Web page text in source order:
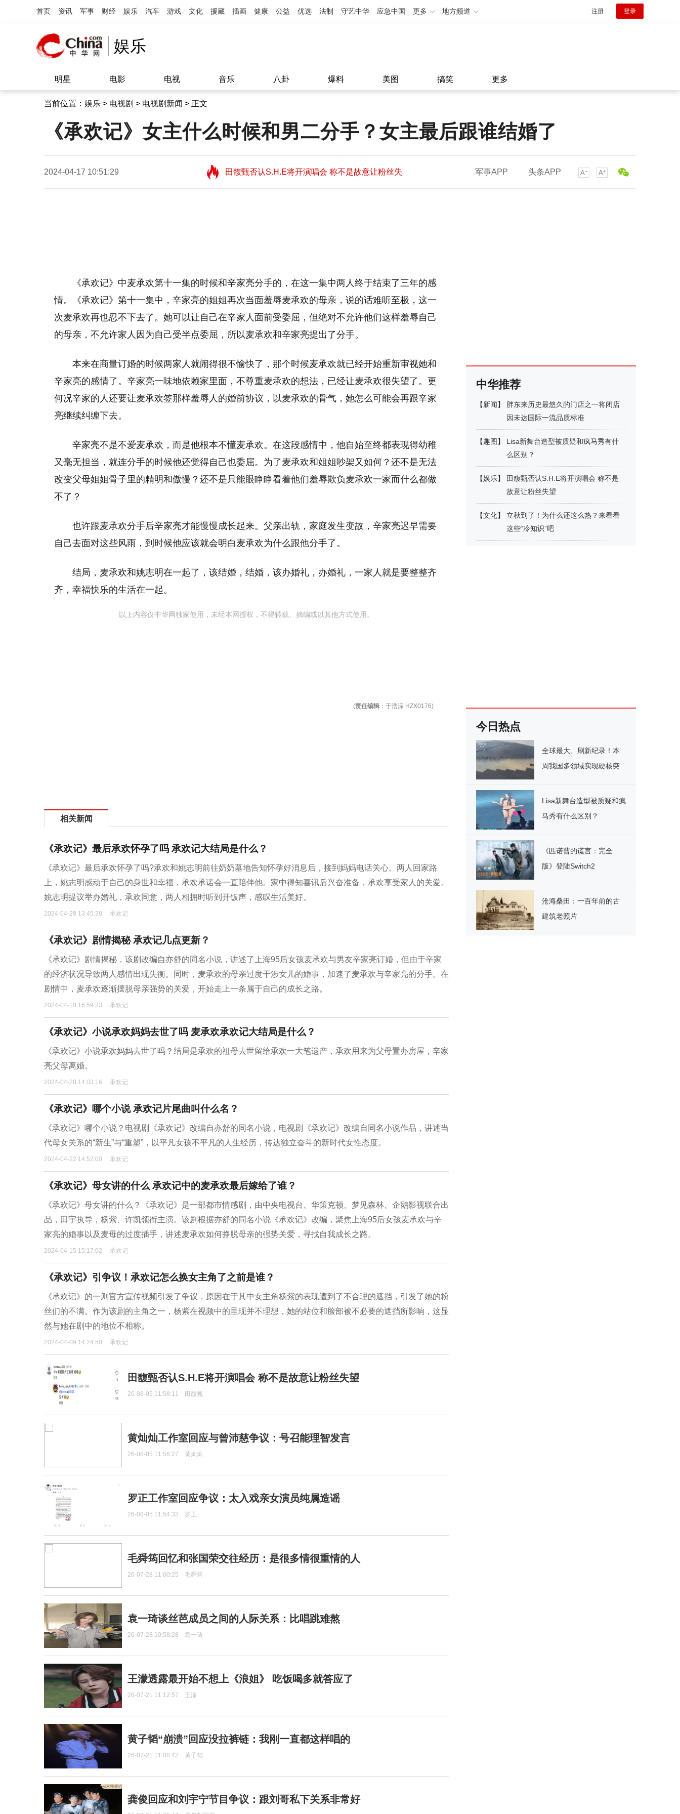
首页 资讯 军事 财经 娱乐 汽车 游戏 文化 援藏 插画 健康 公益 优选 法制 守艺中华 应急中国 更多 地方频道 注册 登录
娱乐
明星 电影 电视 音乐 八卦 爆料 美图 搞笑 更多
当前位置： 娱乐 > 电视剧 > 电视剧新闻 > 正文
《承欢记》女主什么时候和男二分手？女主最后跟谁结婚了
2024-04-17 10:51:29
望11:08
田馥甄否认S.H.E将开演唱会 称不是故意让粉丝失
军事APP 头条APP
《承欢记》中麦承欢第十一集的时候和辛家亮分手的，在这一集中两人终于结束了三年的感
情。《承欢记》第十一集中，辛家亮的姐姐再次当面羞辱麦承欢的母亲，说的话难听至极，这一
次麦承欢再也忍不下去了。她可以让自己在辛家人面前受委屈，但绝对不允许他们这样羞辱自己
的母亲，不允许家人因为自己受半点委屈，所以麦承欢和辛家亮提出了分手。
本来在商量订婚的时候两家人就闹得很不愉快了，那个时候麦承欢就已经开始重新审视她和
辛家亮的感情了。辛家亮一味地依赖家里面，不尊重麦承欢的想法，已经让麦承欢很失望了。更
何况辛家的人还要让麦承欢签那样羞辱人的婚前协议，以麦承欢的骨气，她怎么可能会再跟辛家
亮继续纠缠下去。
辛家亮不是不爱麦承欢，而是他根本不懂麦承欢。在这段感情中，他自始至终都表现得幼稚
又毫无担当，就连分手的时候他还觉得自己也委屈。为了麦承欢和姐姐吵架又如何？还不是无法
改变父母姐姐骨子里的精明和傲慢？还不是只能眼睁睁看着他们羞辱欺负麦承欢一家而什么都做
不了？
也许跟麦承欢分手后辛家亮才能慢慢成长起来。父亲出轨，家庭发生变故，辛家亮迟早需要
自己去面对这些风雨，到时候他应该就会明白麦承欢为什么跟他分手了。
结局，麦承欢和姚志明在一起了，该结婚，结婚，该办婚礼，办婚礼，一家人就是要整整齐
齐，幸福快乐的生活在一起。
以上内容仅中华网独家使用，未经本网授权，不得转载、摘编或以其他方式使用。
(责任编辑 ：于浩淙 HZX0176)
相关新闻
《承欢记》最后承欢怀孕了吗 承欢记大结局是什么？
《承欢记》最后承欢怀孕了吗?承欢和姚志明前往奶奶墓地告知怀孕好消息后，接到妈妈电话关心。两人回家路
上，姚志明感动于自己的身世和幸福，承欢承诺会一直陪伴他。家中得知喜讯后兴奋准备，承欢享受家人的关爱。
姚志明提议举办婚礼，承欢同意，两人相拥时听到开饭声，感叹生活美好。
2024-04-28 13:45:38 承欢记
《承欢记》剧情揭秘 承欢记几点更新？
《承欢记》剧情揭秘，该剧改编自亦舒的同名小说，讲述了上海95后女孩麦承欢与男友辛家亮订婚，但由于辛家
的经济状况导致两人感情出现失衡。同时，麦承欢的母亲过度干涉女儿的婚事，加速了麦承欢与辛家亮的分手。在
剧情中，麦承欢逐渐摆脱母亲强势的关爱，开始走上一条属于自己的成长之路。
2024-04-10 16:59:23 承欢记
《承欢记》小说承欢妈妈去世了吗 麦承欢承欢记大结局是什么？
《承欢记》小说承欢妈妈去世了吗？结局是承欢的祖母去世留给承欢一大笔遗产，承欢用来为父母置办房屋，辛家
亮父母离婚。
2024-04-28 14:03:16 承欢记
《承欢记》哪个小说 承欢记片尾曲叫什么名？
《承欢记》哪个小说？电视剧《承欢记》改编自亦舒的同名小说，电视剧《承欢记》改编自同名小说作品，讲述当
代母女关系的“新生”与“重塑”，以平凡女孩不平凡的人生经历，传达独立奋斗的新时代女性态度。
2024-04-22 14:52:00 承欢记
《承欢记》母女讲的什么 承欢记中的麦承欢最后嫁给了谁？
《承欢记》母女讲的什么？《承欢记》是一部都市情感剧，由中央电视台、华策克顿、梦见森林、企鹅影视联合出
品，田宇执导，杨紫、许凯领衔主演。该剧根据亦舒的同名小说《承欢记》改编，聚焦上海95后女孩麦承欢与辛
家亮的婚事以及麦母的过度插手，讲述麦承欢如何挣脱母亲的强势关爱，寻找自我成长之路。
2024-04-15 15:17:02 承欢记
《承欢记》引争议！承欢记怎么换女主角了之前是谁？
《承欢记》的一则官方宣传视频引发了争议，原因在于其中女主角杨紫的表现遭到了不合理的遮挡，引发了她的粉
丝们的不满。作为该剧的主角之一，杨紫在视频中的呈现并不理想，她的站位和脸部被不必要的遮挡所影响，这显
然与她在剧中的地位不相称。
2024-04-09 14:24:50 承欢记
田馥甄否认S.H.E将开演唱会 称不是故意让粉丝失望
26-08-05 11:58:11 田馥甄
黄灿灿工作室回应与曾沛慈争议：号召能理智发言
26-08-05 11:56:27 黄灿灿
罗正工作室回应争议：太入戏亲女演员纯属造谣
26-08-05 11:54:32 罗正
毛舜筠回忆和张国荣交往经历：是很多情很重情的人
26-07-28 11:00:25 毛舜筠
袁一琦谈丝芭成员之间的人际关系：比唱跳难熬
26-07-28 10:58:28 袁一琦
王濛透露最开始不想上《浪姐》 吃饭喝多就答应了
26-07-21 11:12:57 王濛
黄子韬“崩溃”回应没拉裤链：我刚一直都这样唱的
26-07-21 11:08:42 黄子韬
龚俊回应和刘宇宁节目争议：跟刘哥私下关系非常好
中华推荐
【新闻】
胖东来历史最悠久的门店之一将闭店
因未达国际一流品质标准
【趣图 】
Lisa新舞台造型被质疑和疯马秀有什
么区别？
【娱乐】
田馥甄否认S.H.E将开演唱会 称不是
故意让粉丝失望
【文化】
立秋到了！为什么还这么热？来看看
这些“冷知识”吧
今日热点
全球最大、刷新纪录！本
周我国多领域实现硬核突
Lisa新舞台造型被质疑和疯
马秀有什么区别？
《匹诺曹的谎言：完全
版》登陆Switch2
沧海桑田：一百年前的古
建筑老照片